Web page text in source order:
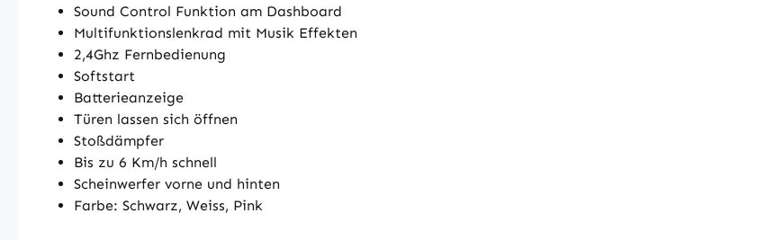
Sound Control Funktion am Dashboard
Multifunktionslenkrad mit Musik Effekten
2,4Ghz Fernbedienung
Softstart
Batterieanzeige
Türen lassen sich öffnen
Stoßdämpfer
Bis zu 6 Km/h schnell
Scheinwerfer vorne und hinten
Farbe: Schwarz, Weiss, Pink